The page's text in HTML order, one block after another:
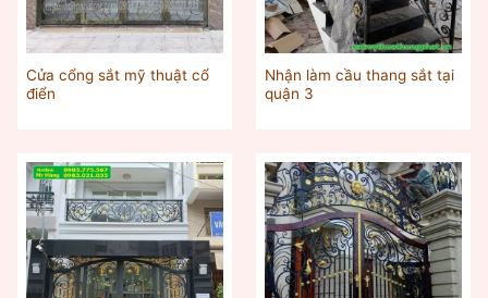
Cửa cổng sắt mỹ thuật cổ
điển
Nhận làm cầu thang sắt tại
quận 3